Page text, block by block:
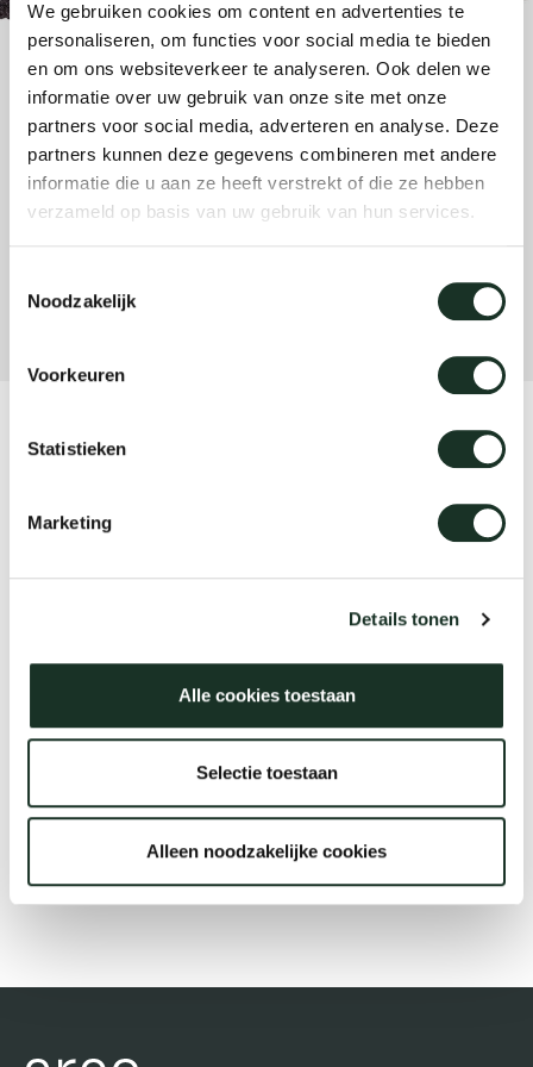
We gebruiken cookies om content en advertenties te
personaliseren, om functies voor social media te bieden
en om ons websiteverkeer te analyseren. Ook delen we
informatie over uw gebruik van onze site met onze
partners voor social media, adverteren en analyse. Deze
partners kunnen deze gegevens combineren met andere
informatie die u aan ze heeft verstrekt of die ze hebben
verzameld op basis van uw gebruik van hun services.
Noodzakelijk
Voorkeuren
Statistieken
Marketing
Details tonen
Alle cookies toestaan
Selectie toestaan
Alleen noodzakelijke cookies
oval
local
vision
cm13/
cm21
cm22
raw
jorre
ivan
jonas
dick
karel
About Arco
CM11 - medium black
€54.99